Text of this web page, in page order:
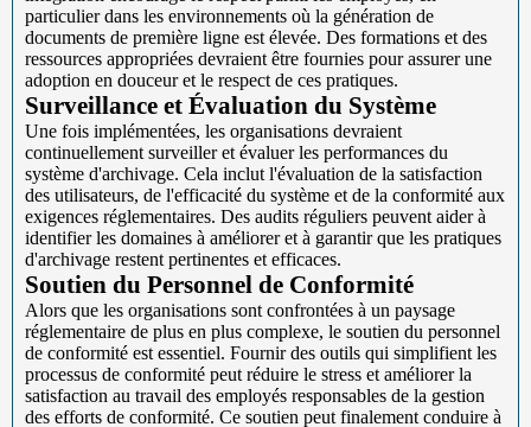
particulier dans les environnements où la génération de
documents de première ligne est élevée. Des formations et des
ressources appropriées devraient être fournies pour assurer une
adoption en douceur et le respect de ces pratiques.
Surveillance et Évaluation du Système
Une fois implémentées, les organisations devraient
continuellement surveiller et évaluer les performances du
système d'archivage. Cela inclut l'évaluation de la satisfaction
des utilisateurs, de l'efficacité du système et de la conformité aux
exigences réglementaires. Des audits réguliers peuvent aider à
identifier les domaines à améliorer et à garantir que les pratiques
d'archivage restent pertinentes et efficaces.
Soutien du Personnel de Conformité
Alors que les organisations sont confrontées à un paysage
réglementaire de plus en plus complexe, le soutien du personnel
de conformité est essentiel. Fournir des outils qui simplifient les
processus de conformité peut réduire le stress et améliorer la
satisfaction au travail des employés responsables de la gestion
des efforts de conformité. Ce soutien peut finalement conduire à